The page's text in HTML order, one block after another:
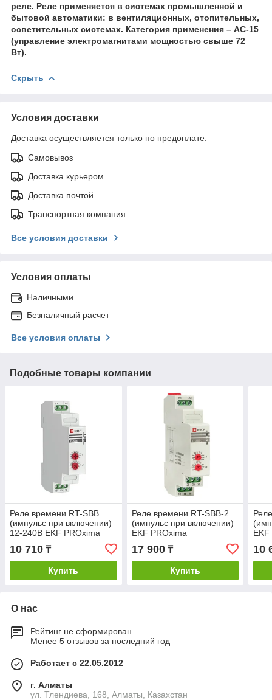
реле. Реле применяется в системах промышленной и
бытовой автоматики: в вентиляционных, отопительных,
осветительных системах. Категория применения – АС-15
(управление электромагнитами мощностью свыше 72
Вт).
Скрыть
Условия доставки
Доставка осуществляется только по предоплате.
Самовывоз
Доставка курьером
Доставка почтой
Транспортная компания
Все условия доставки
Условия оплаты
Наличными
Безналичный расчет
Все условия оплаты
Подобные товары компании
Реле времени RT-SBB
(импульс при включении)
12-240В EKF PROxima
10 710 ₸
Купить
Реле времени RT-SBB-2
(импульс при включении)
EKF PROxima
17 900₸
Купить
EKF
10
О нас
Рейтинг не сформирован
Менее 5 отзывов за последний год
Работает с 22.05.2012
г. Алматы
ул. Тлендиева, 168, Алматы, Казахстан